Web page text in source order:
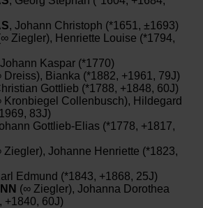
, Johann Christoph (*1651, ±1693)
Ziegler), Henriette Louise (*1794,
Kaspar (*1770)
Dreiss), Bianka (*1882, +1961, 79J)
Gottlieb (*1788, +1848, 60J)
Kronbiegel Collenbusch), Hildegard
83J)
Gottlieb-Elias (*1778, +1817,
Ziegler), Johanne Henriette (*1823,
Edmund (*1843, +1868, 25J)
(∞ Ziegler), Johanna Dorothea
+1840, 60J)